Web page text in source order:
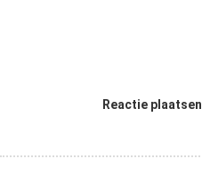
Reactie plaatsen